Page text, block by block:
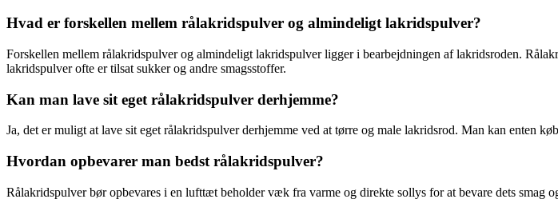
Hvad er forskellen mellem rålakridspulver og almindeligt lakridspulver?
Forskellen mellem rålakridspulver og almindeligt lakridspulver ligger i bearbejdningen af lakridsroden.
lakridspulver ofte er tilsat sukker og andre smagsstoffer.
Kan man lave sit eget rålakridspulver derhjemme?
Ja, det er muligt at lave sit eget rålakridspulver derhjemme ved at tørre og male lakridsrod. Man kan enten
Hvordan opbevarer man bedst rålakridspulver?
Rålakridspulver bør opbevares i en lufttæt beholder væk fra varme og direkte sollys for at bevare dets smag